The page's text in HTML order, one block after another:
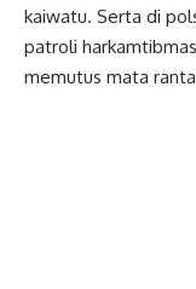
kaiwatu. Serta di
patroli
memutus mata